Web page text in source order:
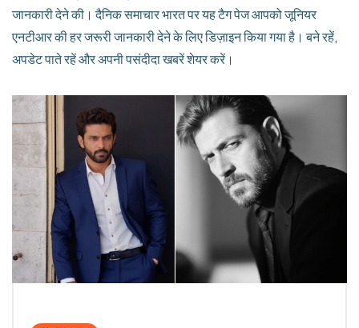
जानकारी देने की। दैनिक समाचार भारत पर यह टैग पेज आपको जूनियर
एनटीआर की हर जरूरी जानकारी देने के लिए डिज़ाइन किया गया है। बने रहें,
अपडेट पाते रहें और अपनी पसंदीदा खबरें शेयर करें।